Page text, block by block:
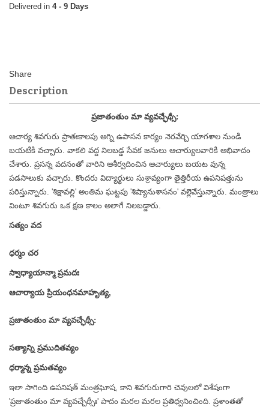
4 - 9 Days
Description
ప్రజాతంతుం మా వ్యవచ్ఛేథ్సీ:
ఆచార్య శివగురు ప్రాతఃకాలపు అగ్ని ఉపాసన కార్యం నెరవేర్చి యాగశాల నుండి
బయటికి వచ్చారు. వాకలి వద్ద నిలబడ్డ సేవక జనులు ఆచార్యులవారికి అభివాదం
చేశారు. ప్రసన్న వదనంతో వారిని ఆశీర్వదించిన ఆచార్యులు బయట వున్న
పడసాలుకు వచ్చారు. కొందరు విద్యార్థులు సుశ్రావ్యంగా తైత్తిరీయ ఉపనిషత్తును
పరిస్తున్నారు. 'శిక్షావల్లి' అంతిమ ఘట్టపు 'శిష్యానుశాసనం' వల్లెవేస్తున్నారు. మంత్రాలు
వింటూ శివగురు ఒక క్షణ కాలం అలాగే నిలబడ్డారు.
సత్యం వద
ధర్మం చర
స్వాధ్యాయాన్మా ప్రమదః
ఆచార్యాయ ప్రియంధనమాహృత్య,
ప్రజాతంతుం మా వ్యవచ్ఛేథ్సీ:
సత్యాన్ని ప్రముదితవ్యం
ధర్మాన్న ప్రమతవ్యం
ఇలా సాగింది ఉపనిషత్ మంత్రఘోష, కాని శివగురుగారి చెవులలో విశేషంగా
'ప్రజాతంతుం మా వ్యవచ్చేథ్సీః' పాదం మరల మరల ప్రతిధ్వనించింది. ప్రశాంతతో